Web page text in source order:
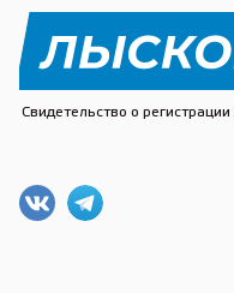
Свидетельство о